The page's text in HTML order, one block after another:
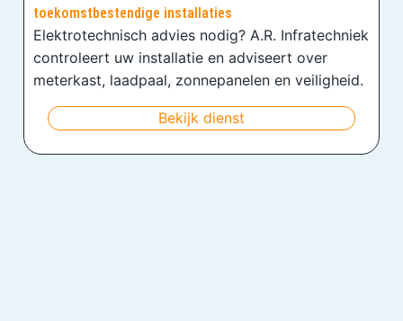
toekomstbestendige installaties
Elektrotechnisch advies nodig? A.R. Infratechniek
controleert uw installatie en adviseert over
meterkast, laadpaal, zonnepanelen en veiligheid.
Bekijk dienst